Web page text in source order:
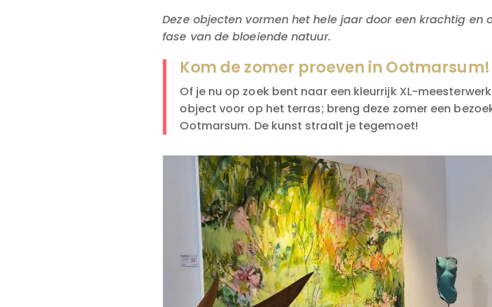
Deze objecten vormen het hele jaar door een krachtig
fase van de bloeiende natuur.
Kom de zomer proeven in Ootmarsum!
Of je nu op zoek bent naar een kleurrijk XL-
object voor op het terras; breng deze zomer een
Ootmarsum. De kunst straalt je tegemoet!